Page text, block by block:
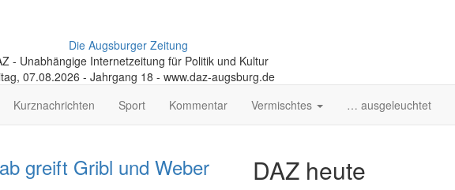
Die Augsburger Zeitung
- Unabhängige Internetzeitung für Politik und Kultur
07.08.2026 - Jahrgang 18 - www.daz-augsburg.de
Kurznachrichten Sport Kommentar Vermischtes … ausgeleuchtet
greift Gribl und Weber DAZ heute